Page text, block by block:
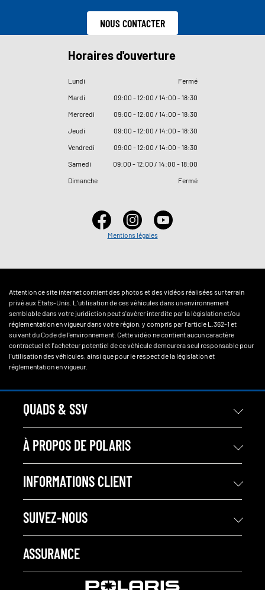
NOUS CONTACTER
Horaires d'ouverture
Lundi
Fermé
Mardi
09:00 - 12:00 / 14:00 - 18:30
Mercredi
09:00 - 12:00 / 14:00 - 18:30
Jeudi
09:00 - 12:00 / 14:00 - 18:30
Vendredi
09:00 - 12:00 / 14:00 - 18:30
Samedi
09:00 - 12:00 / 14:00 - 18:00
Dimanche
Fermé
Mentions légales
Attention ce site internet contient des photos et des vidéos réalisées sur terrain
privé aux Etats-Unis. L'utilisation de ces véhicules dans un environnement
semblable dans votre juridiction peut s'avérer interdite par la législation et/ou
réglementation en vigueur dans votre région, y compris par l'article L.362-1 et
suivant du Code de l'environnement. Cette vidéo ne contient aucun caractère
contractuel et l'acheteur potentiel de ce véhicule demeurera seul responsable pour
l'utilisation des véhicules, ainsi que pour le respect de la législation et
réglementation en vigueur.
QUADS & SSV
À PROPOS DE POLARIS
INFORMATIONS CLIENT
SUIVEZ-NOUS
ASSURANCE